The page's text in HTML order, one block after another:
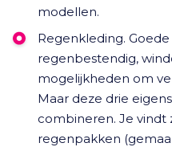
modellen.
Regenkleding.
regenbestendig,
mogelijkheden om
Maar deze drie
combineren. Je vindt
regenpakken